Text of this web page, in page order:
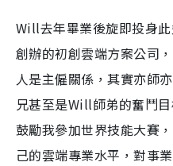
Will去年畢業後旋即投身
創辦的初創雲端方案公司
人是主僱關係，其實亦師
兄甚至是Will師弟的奮鬥
鼓勵我參加世界技能大賽
己的雲端專業水平，對事